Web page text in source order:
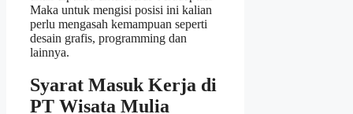
Maka untuk mengisi posisi ini kalian
perlu mengasah kemampuan seperti
desain grafis, programming dan
lainnya.
Syarat Masuk Kerja di
PT Wisata Mulia